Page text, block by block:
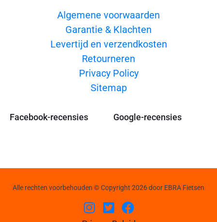
Algemene voorwaarden
Garantie & Klachten
Levertijd en verzendkosten
Retourneren
Privacy Policy
Sitemap
Facebook-recensies Google-recensies
Alle rechten voorbehouden © Copyright 2026 door EBRA Fietsen